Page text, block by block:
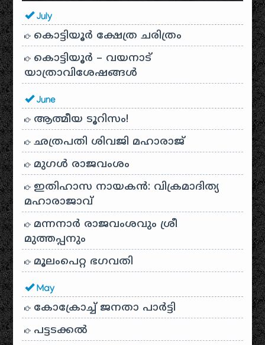
July
കൊട്ടിയൂർ ക്ഷേത്ര ചരിത്രം
കൊട്ടിയൂർ – വയനാട്
യാത്രാവിശേഷങ്ങൾ
June
ആത്മീയ ടൂറിസം!
ഛത്രപതി ശിവജി മഹാരാജ്
മുഗൾ രാജവംശം
ഇതിഹാസ നായകൻ: വിക്രമാദിത്യ
മഹാരാജാവ്
മന്നനാർ രാജവംശവും ശ്രീ
മുത്തപ്പനും
മൂലംപെറ്റ ഭഗവതി
May
കോക്രോച്ച് ജനതാ പാർട്ടി
പട്ടടക്കൽ